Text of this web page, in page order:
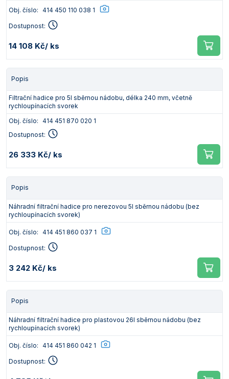
Obj. číslo: 414 450 110 038 1
Dostupnost:
14 108 Kč/ ks
Popis
Filtrační hadice pro 5l sběrnou nádobu, délka 240 mm, včetně
rychloupínacích svorek
Obj. číslo: 414 451 870 020 1
Dostupnost:
26 333 Kč/ ks
Popis
Náhradní filtrační hadice pro nerezovou 5l sběrnou nádobu (bez
rychloupínacích svorek)
Obj. číslo: 414 451 860 037 1
Dostupnost:
3 242 Kč/ ks
Popis
Náhradní filtrační hadice pro plastovou 26l sběrnou nádobu (bez
rychloupínacích svorek)
Obj. číslo: 414 451 860 042 1
Dostupnost: